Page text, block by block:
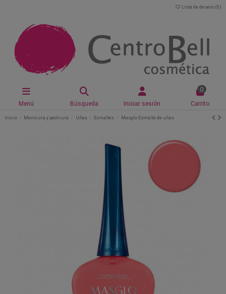
Lista de deseos (0 )
Menú Búsqueda Iniciar sesión
0
Carrito
Inicio Manicura y pedicura Uñas Esmaltes Masglo Esmalte de uñas